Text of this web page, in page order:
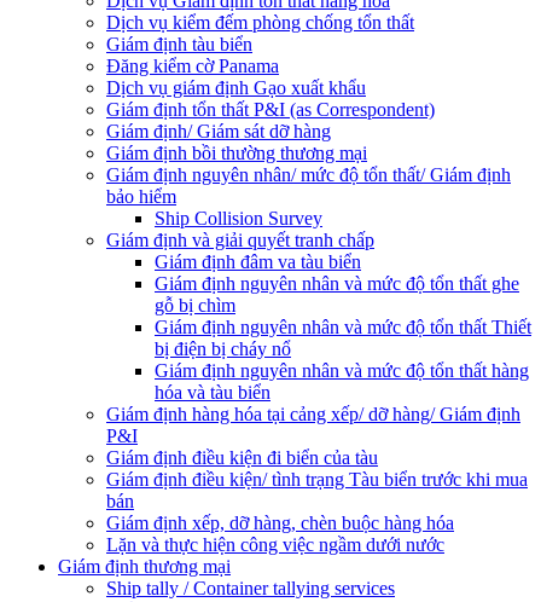
Dịch vụ kiểm đếm phòng chống tổn thất
Giám định tàu biển
Đăng kiểm cờ Panama
Dịch vụ giám định Gạo xuất khẩu
Giám định tổn thất P&I (as Correspondent)
Giám định/ Giám sát dỡ hàng
Giám định bồi thường thương mại
Giám định nguyên nhân/ mức độ tổn thất/ Giám định
bảo hiểm
Ship Collision Survey
Giám định và giải quyết tranh chấp
Giám định đâm va tàu biển
Giám định nguyên nhân và mức độ tổn thất ghe
gỗ bị chìm
Giám định nguyên nhân và mức độ tổn thất Thiết
bị điện bị cháy nổ
Giám định nguyên nhân và mức độ tổn thất hàng
hóa và tàu biển
Giám định hàng hóa tại cảng xếp/ dỡ hàng/ Giám định
P&I
Giám định điều kiện đi biển của tàu
Giám định điều kiện/ tình trạng Tàu biển trước khi mua
bán
Giám định xếp, dỡ hàng, chèn buộc hàng hóa
Lặn và thực hiện công việc ngầm dưới nước
Giám định thương mại
Ship tally / Container tallying services